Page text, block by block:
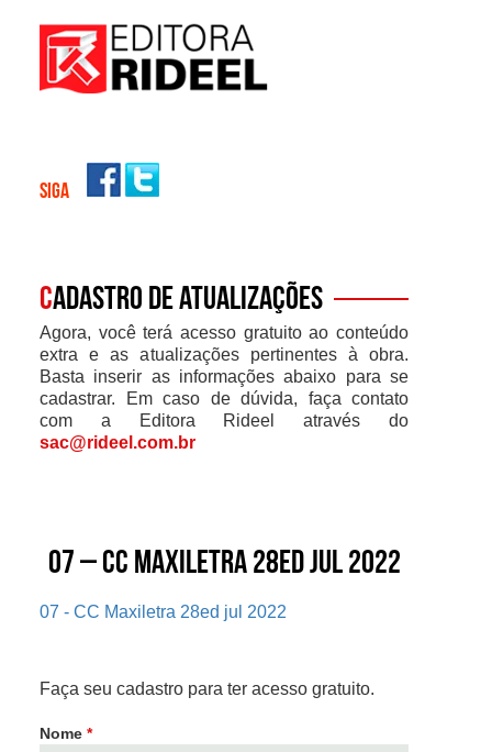
SIGA
Cadastro de atualizações
Agora, você terá acesso gratuito ao conteúdo
extra e as atualizações pertinentes à obra.
Basta inserir as informações abaixo para se
cadastrar. Em caso de dúvida, faça contato
com a Editora Rideel através do
sac@rideel.com.br
07 – CC Maxiletra 28ed jul 2022
07 - CC Maxiletra 28ed jul 2022
Faça seu cadastro para ter acesso gratuito.
Nome *